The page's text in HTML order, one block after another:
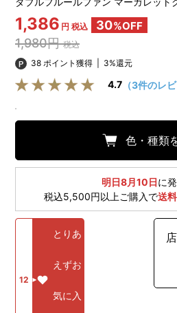
1,386 円 税込 30%OFF
1,980円税込
38 ポイント獲得
3%還元
4.7 （3件のレビ
色・種類
明日8月10日に
税込5,500円以上ご購入で送
12
とりあ
えずお
気に入